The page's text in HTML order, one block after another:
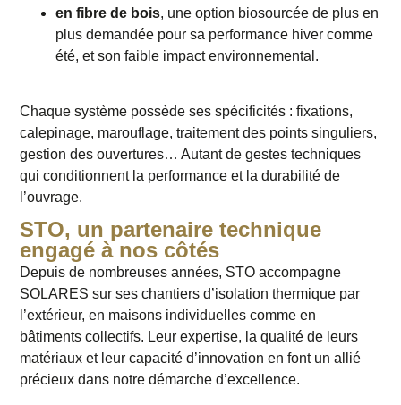
en fibre de bois, une option biosourcée de plus en
plus demandée pour sa performance hiver comme
été, et son faible impact environnemental.
Chaque système possède ses spécificités : fixations,
calepinage, marouflage, traitement des points singuliers,
gestion des ouvertures… Autant de gestes techniques
qui conditionnent la performance et la durabilité de
l’ouvrage.
STO, un partenaire technique
engagé à nos côtés
Depuis de nombreuses années, STO accompagne
SOLARES sur ses chantiers d’isolation thermique par
l’extérieur, en maisons individuelles comme en
bâtiments collectifs. Leur expertise, la qualité de leurs
matériaux et leur capacité d’innovation en font un allié
précieux dans notre démarche d’excellence.